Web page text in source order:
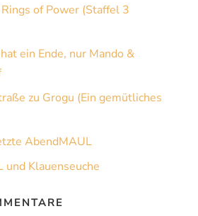
of Power (Staffel 3
ein Ende, nur Mando &
zu Grogu (Ein gemütliches
AbendMAUL
und Klauenseuche